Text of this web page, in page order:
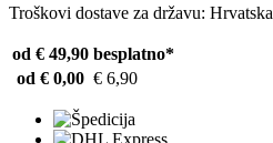
Troškovi dostave za državu: Hrvatska
od € 49,90 besplatno*
od € 0,00 € 6,90